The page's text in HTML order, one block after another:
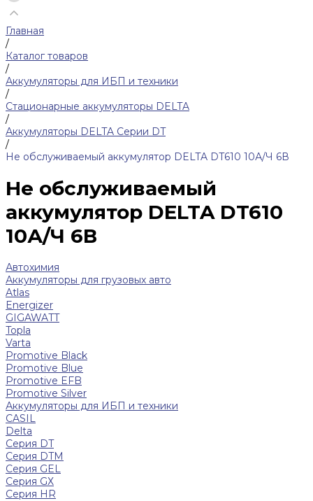
Главная
/
Каталог товаров
/
Аккумуляторы для ИБП и техники
/
Стационарные аккумуляторы DELTA
/
Аккумуляторы DELTA Серии DT
/
Не обслуживаемый аккумулятор DELTA DT610 10А/Ч 6В
Не обслуживаемый
аккумулятор DELTA DT610
10А/Ч 6В
Автохимия
Аккумуляторы для грузовых авто
Atlas
Energizer
GIGAWATT
Topla
Varta
Promotive Black
Promotive Blue
Promotive EFB
Promotive Silver
Аккумуляторы для ИБП и техники
CASIL
Delta
Серия DT
Серия DTM
Серия GEL
Серия GХ
Серия HR